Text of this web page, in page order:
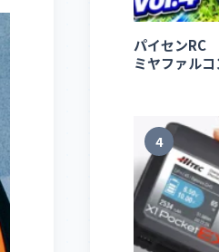
パイセンRC
ミヤファル
4